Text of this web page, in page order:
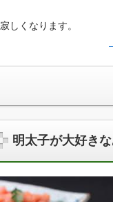
寂しくなります。
明太子が大好き